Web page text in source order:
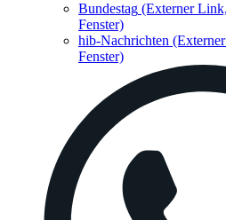
Bundestag (Externer
Fenster)
hib-Nachrichten
Fenster)